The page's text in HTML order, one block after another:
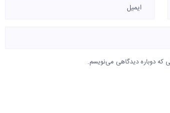
که دوباره دیدگاهی می‌نویسم.